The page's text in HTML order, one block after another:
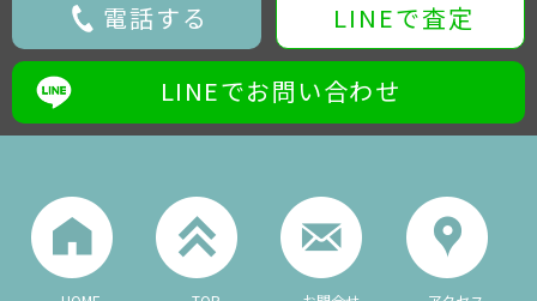
電話する LINEで査定
LINEでお問い合わせ